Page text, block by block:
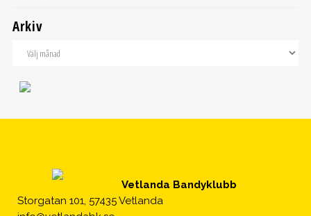
Arkiv
Vetlanda Bandyklubb
Storgatan 101, 57435 Vetlanda